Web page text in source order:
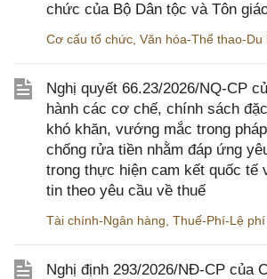
chức của Bộ Dân tộc và Tôn
Cơ cấu tổ chức Văn hóa-Thể thao-Du
Nghị quyết 66.23/2026/NQ-CP
hành các cơ chế, chính sách
khó khăn, vướng mắc trong
chống rửa tiền nhằm đáp ứng
trong thực hiện cam kết quốc tế
tin theo yêu cầu về thuế
Tài chính-Ngân hàng Thuế-Phí-Lệ phí
Nghị định 293/2026/NĐ-CP của